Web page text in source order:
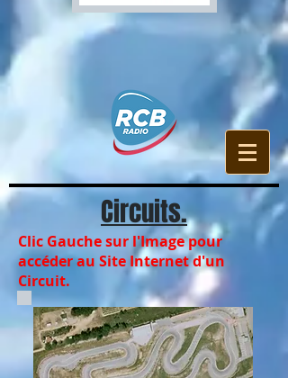
Circuits.
Clic Gauche sur l'Image pour
accéder au Site Internet d'un
Circuit.